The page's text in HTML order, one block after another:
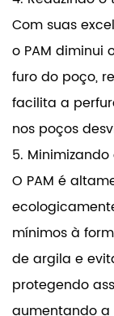
Com suas
o PAM
furo do poço,
facilita a
nos poços
5.
O PAM é
mínimos à
de argila e
protegendo
aumentando